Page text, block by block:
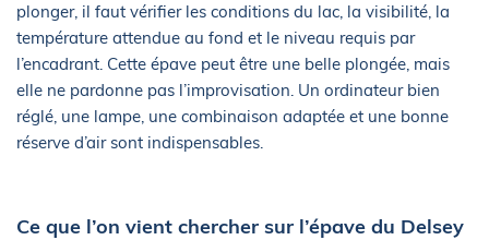
plonger, il faut vérifier les conditions du lac, la visibilité, la
température attendue au fond et le niveau requis par
l’encadrant. Cette épave peut être une belle plongée, mais
elle ne pardonne pas l’improvisation. Un ordinateur bien
réglé, une lampe, une combinaison adaptée et une bonne
réserve d’air sont indispensables.
Ce que l’on vient chercher sur l’épave du Delsey